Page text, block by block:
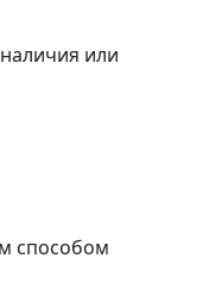
или
способом